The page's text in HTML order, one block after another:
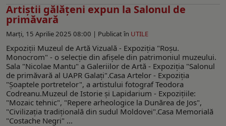
Artiştii gălăţeni expun la Salonul de
primăvară
Marți, 15 Aprilie 2025 08:00 | Publicat în UTILE
Expoziții Muzeul de Artă Vizuală - Expoziţia "Roşu.
Monocrom" - o selecţie din afişele din patrimoniul muzeului.
Sala "Nicolae Mantu" a Galeriilor de Artă - Expoziţia "Salonul
de primăvară al UAPR Galaţi".Casa Artelor - Expoziţia
"Şoaptele portretelor", a artistului fotograf Teodora
Codreanu.Muzeul de Istorie şi Lapidarium - Expoziţiile:
"Mozaic tehnic", "Repere arheologice la Dunărea de Jos",
"Civilizația tradițională din sudul Moldovei".Casa Memorială
"Costache Negri" ...